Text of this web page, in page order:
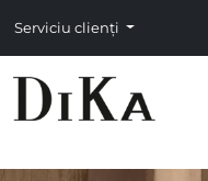
Serviciu clienți